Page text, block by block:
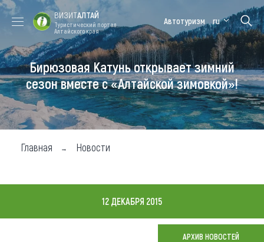
Форум VISIT
ALTAI
Цветение
маральника
Медицинский
форум
Алтайская
зимовка
Туры
Где побывать
Чем заняться
Где остановиться
ВИЗИТАЛТАЙ
Туристический портал
Алтайского края
Автотуризм ru
Бирюзовая Катунь открывает зимний
сезон вместе с «Алтайской зимовкой»!
Главная Новости
12 ДЕКАБРЯ 2015
АРХИВ НОВОСТЕЙ